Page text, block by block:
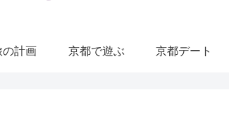
の計画 京都で遊ぶ 京都デート